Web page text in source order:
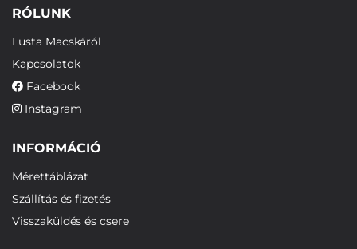
RÓLUNK
Lusta Macskáról
Kapcsolatok
Facebook
Instagram
INFORMÁCIÓ
Mérettáblázat
Szállítás és fizetés
Visszaküldés és csere